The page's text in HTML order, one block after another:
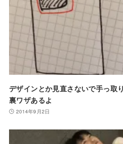
デザインとか見直さないで手っ取
裏ワザあるよ
2014年9月2日